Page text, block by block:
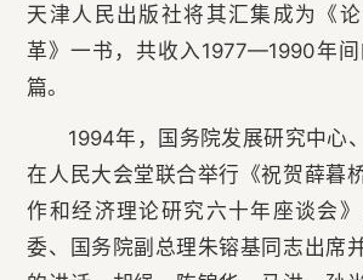
天津人民出版社将其汇集成为《
革》一书，共收入1977—1990年
篇。
1994年，国务院发展研究中心
在人民大会堂联合举行《祝贺薛暮
作和经济理论研究六十年座谈会
委、国务院副总理朱镕基同志出席